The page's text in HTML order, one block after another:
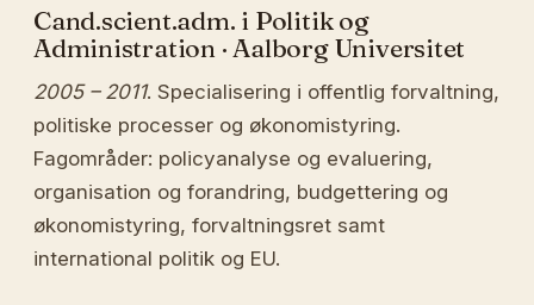
Cand.scient.adm. i Politik og
Administration · Aalborg Universitet
2005 – 2011. Specialisering i offentlig forvaltning,
politiske processer og økonomistyring.
Fagområder: policyanalyse og evaluering,
organisation og forandring, budgettering og
økonomistyring, forvaltningsret samt
international politik og EU.